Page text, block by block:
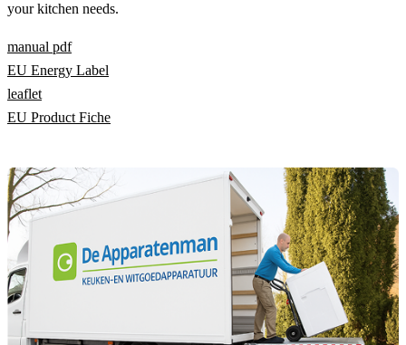
your kitchen needs.
manual pdf
EU Energy Label
leaflet
EU Product Fiche